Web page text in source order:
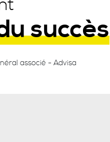
succès
associé - Advisa